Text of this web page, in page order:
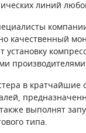
линий
качественный
установку
в кратчайшие
выполнят
типа.
НАСОСЫ
УПРАВЛЕНИЯ)
КЛАПАНЫ
ДАВЛЕНИЯ